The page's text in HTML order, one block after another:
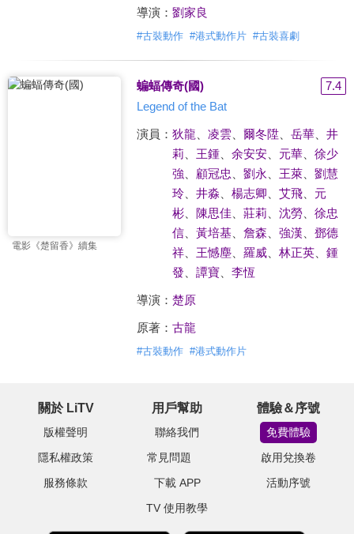
導演： 劉家良
#古裝動作 #港式動作片 #古裝喜劇
電影《楚留香》續集
蝙蝠傳奇(國)
7.4
Legend of the Bat
演員： 狄龍 凌雲、 爾冬陞、 岳華、 井
莉
王鍾、 余安安、 元華、 徐少
強
顧冠忠 劉永 王萊、 劉慧
玲、 井淼 楊志卿 艾飛、 元
彬、 陳思佳 莊莉 沈勞、 徐忠
信、 黃培基、 詹森 強漢
鄧德
祥、 王憾塵、 羅威、 林正英、 鍾
發
譚寶、 李恆
導演： 楚原
原著： 古龍
#古裝動作 #港式動作片
關於 LiTV
版權聲明
隱私權政策
服務條款
用戶幫助
聯絡我們
常見問題
下載 APP
TV 使用教學
體驗＆序號
免費體驗
啟用兌換卷
活動序號